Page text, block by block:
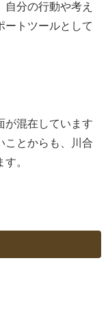
分の行動や考え
ートツールとして
が混在しています
ことからも、川合
。